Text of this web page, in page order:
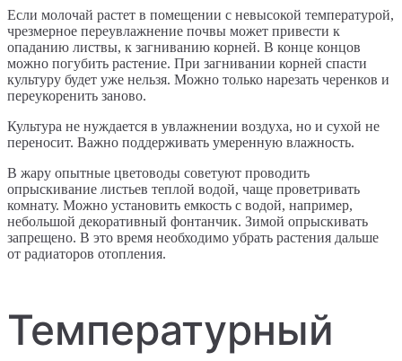
Если молочай растет в помещении с невысокой температурой,
чрезмерное переувлажнение почвы может привести к
опаданию листвы, к загниванию корней. В конце концов
можно погубить растение. При загнивании корней спасти
культуру будет уже нельзя. Можно только нарезать черенков и
переукоренить заново.
Культура не нуждается в увлажнении воздуха, но и сухой не
переносит. Важно поддерживать умеренную влажность.
В жару опытные цветоводы советуют проводить
опрыскивание листьев теплой водой, чаще проветривать
комнату. Можно установить емкость с водой, например,
небольшой декоративный фонтанчик. Зимой опрыскивать
запрещено. В это время необходимо убрать растения дальше
от радиаторов отопления.
Температурный